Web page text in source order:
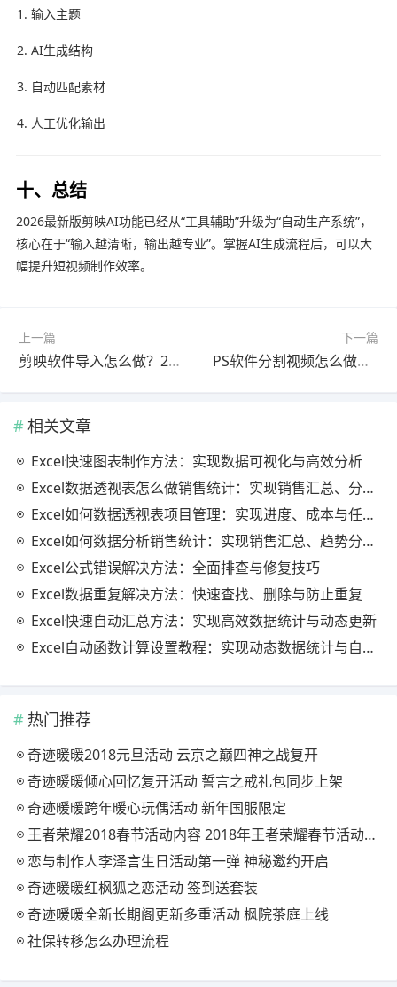
输入主题
AI生成结构
自动匹配素材
人工优化输出
十、总结
2026最新版剪映AI功能已经从“工具辅助”升级为“自动生产系统”，
核心在于“输入越清晰，输出越专业”。掌握AI生成流程后，可以大
幅提升短视频制作效率。
上一篇
剪映软件导入怎么做？2025最新版快速上手教程（避坑指南）
下一篇
PS软件分割视频怎么做？最新更新版问题解决教程（完整解析）
相关文章
Excel快速图表制作方法：实现数据可视化与高效分析
Excel数据透视表怎么做销售统计：实现销售汇总、分析与动态监控
Excel如何数据透视表项目管理：实现进度、成本与任务的高效分析
Excel如何数据分析销售统计：实现销售汇总、趋势分析与业绩优化
Excel公式错误解决方法：全面排查与修复技巧
Excel数据重复解决方法：快速查找、删除与防止重复
Excel快速自动汇总方法：实现高效数据统计与动态更新
Excel自动函数计算设置教程：实现动态数据统计与自动更新
热门推荐
奇迹暖暖2018元旦活动 云京之巅四神之战复开
奇迹暖暖倾心回忆复开活动 誓言之戒礼包同步上架
奇迹暖暖跨年暖心玩偶活动 新年国服限定
王者荣耀2018春节活动内容 2018年王者荣耀春节活动大全
恋与制作人李泽言生日活动第一弹 神秘邀约开启
奇迹暖暖红枫狐之恋活动 签到送套装
奇迹暖暖全新长期阁更新多重活动 枫院茶庭上线
社保转移怎么办理流程